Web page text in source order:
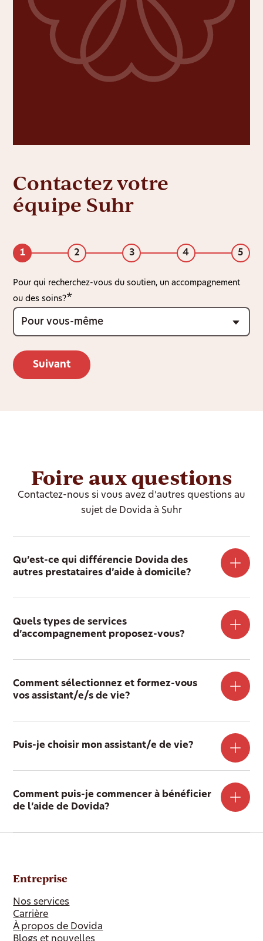
Contactez votre
équipe Suhr
1 2 3 4 5
Pour qui recherchez-vous du soutien, un accompagnement
ou des soins?
Foire aux questions
Contactez-nous si vous avez d’autres questions au
sujet de Dovida à Suhr
Qu’est-ce qui différencie Dovida des
autres prestataires d’aide à domicile?
Quels types de services
d’accompagnement proposez-vous?
Comment sélectionnez et formez-vous
vos assistant/e/s de vie?
Puis-je choisir mon assistant/e de vie?
Comment puis-je commencer à bénéficier
de l’aide de Dovida?
Entreprise
Nos services
Carrière
À propos de Dovida